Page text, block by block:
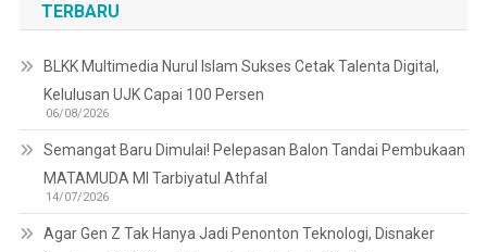
TERBARU
BLKK Multimedia Nurul Islam Sukses Cetak Talenta Digital,
Kelulusan UJK Capai 100 Persen
06/08/2026
Semangat Baru Dimulai! Pelepasan Balon Tandai Pembukaan
MATAMUDA MI Tarbiyatul Athfal
14/07/2026
Agar Gen Z Tak Hanya Jadi Penonton Teknologi, Disnaker